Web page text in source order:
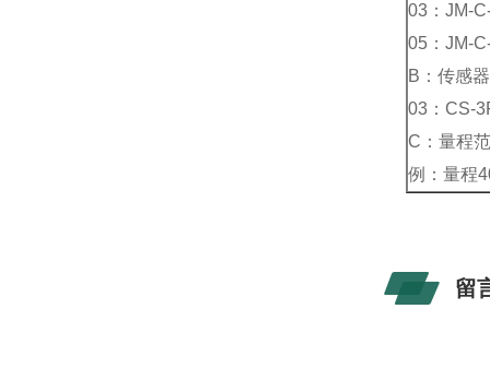
03：JM-
05：JM-
B：传感
03：CS-
C：量程
例：量程
留